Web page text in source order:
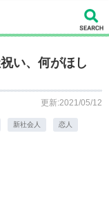
い、何がほし
更新:2021/05/12
新社会人 恋人